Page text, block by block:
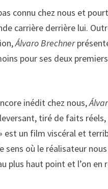
connu chez nous et
carrière derrière lui.
Álvaro Brechner
pour ses deux
inédit chez nous,
tiré de faits
est un film viscéral et
sens où le réalisateur
plus haut point et l’on en